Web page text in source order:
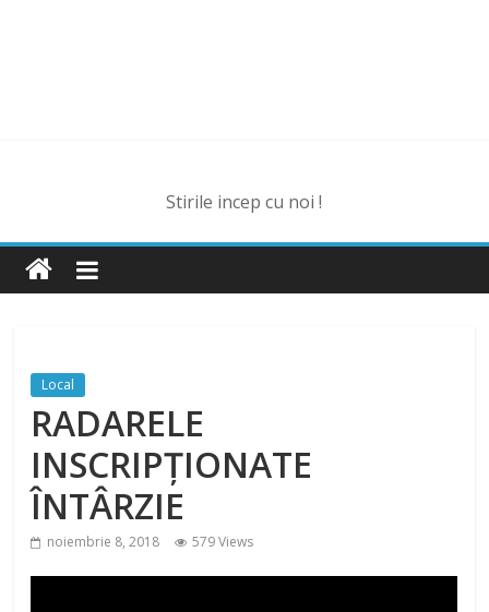
Stirile incep cu noi !
Local
RADARELE
INSCRIPȚIONATE
ÎNTÂRZIE
noiembrie 8, 2018 579 Views